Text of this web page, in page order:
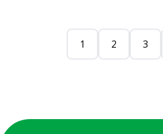
1 2 3